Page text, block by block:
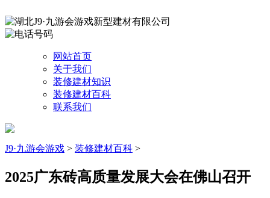
网站首页
关于我们
装修建材知识
装修建材百科
联系我们
J9·九游会游戏 > 装修建材百科 >
2025广东砖高质量发展大会在佛山召开